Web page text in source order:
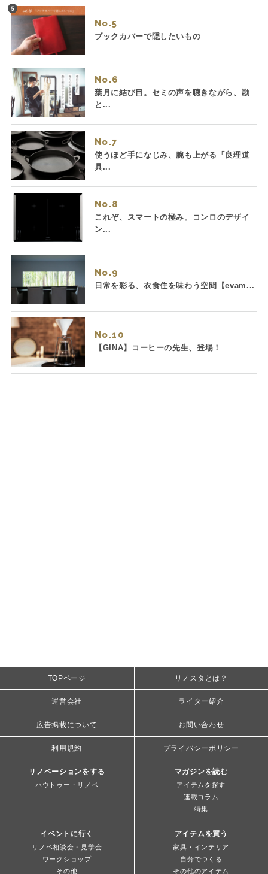
No.
ブックカバーで隠したいもの
No.
葉月に結び目。セミの声を聴きながら、勘
と...
No.
使うほど手になじみ、腕も上がる「良理道
具...
No.
これぞ、スマートの極み。コンロのデザイ
ン...
No.
日常を彩る、衣食住を味わう空間【evam...
No.
【GINA】コーヒーの先生、登場！
TOPページ リノスタとは？
運営会社 ライター紹介
広告掲載について お問い合わせ
利用規約 プライバシーポリシー
リノベーションをする
ハウトゥー・リノベ
マガジンを読む
アイテムを探す
連載コラム
特集
イベントに行く
リノベ相談会・見学会
ワークショップ
その他
アイテムを買う
家具・インテリア
自分でつくる
その他のアイテム